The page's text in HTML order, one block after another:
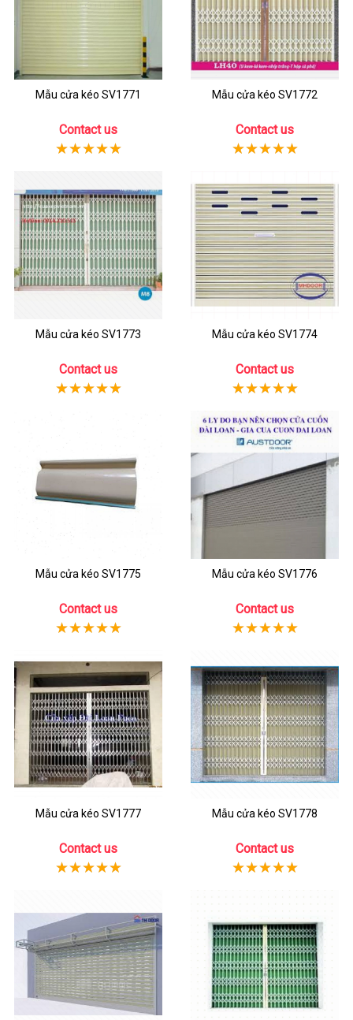
Mẫu cửa kéo SV1771
Contact us
Mẫu cửa kéo SV1772
Contact us
Mẫu cửa kéo SV1773
Contact us
Mẫu cửa kéo SV1774
Contact us
Mẫu cửa kéo SV1775
Contact us
Mẫu cửa kéo SV1776
Contact us
Mẫu cửa kéo SV1777
Contact us
Mẫu cửa kéo SV1778
Contact us